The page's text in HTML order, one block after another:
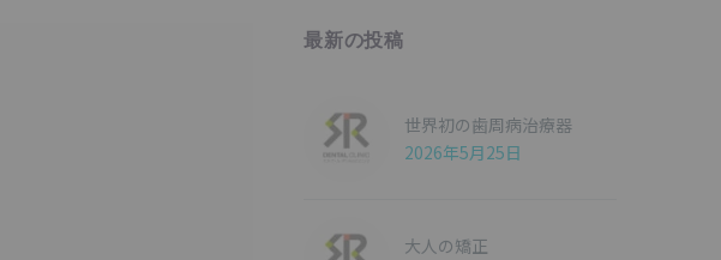
最新の投稿
世界初の歯周病治療器
2026年5月25日
大人の矯正